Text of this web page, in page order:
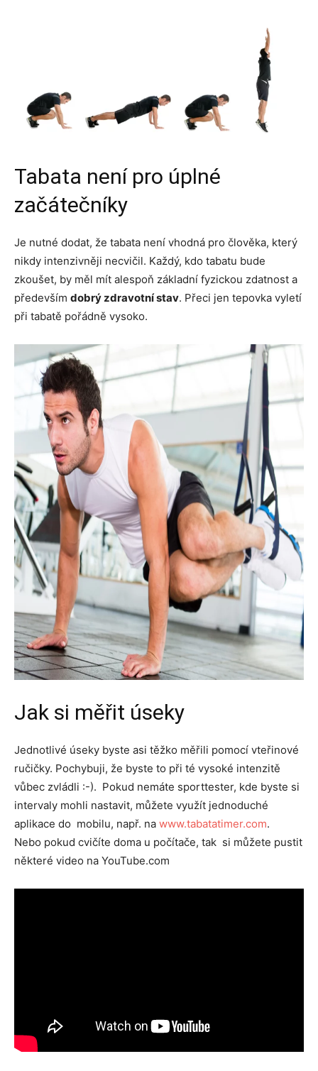
Tabata není pro úplné
začátečníky
Je nutné dodat, že tabata není vhodná pro člověka, který
nikdy intenzivněji necvičil. Každý, kdo tabatu bude
zkoušet, by měl mít alespoň základní fyzickou zdatnost a
především dobrý zdravotní stav. Přeci jen tepovka vyletí
při tabatě pořádně vysoko.
Jak si měřit úseky
Jednotlivé úseky byste asi těžko měřili pomocí vteřinové
ručičky. Pochybuji, že byste to při té vysoké intenzitě
vůbec zvládli :-). Pokud nemáte sporttester, kde byste si
intervaly mohli nastavit, můžete využít jednoduché
aplikace do mobilu, např. na www.tabatatimer.com.
Nebo pokud cvičíte doma u počítače, tak si můžete pustit
některé video na YouTube.com